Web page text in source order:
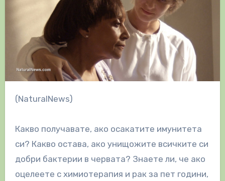
(NaturalNews)
Какво получавате, ако осакатите имунитета
си? Какво остава, ако унищожите всичките си
добри бактерии в червата? Знаете ли, че ако
оцелеете с химиотерапия и рак за пет години,